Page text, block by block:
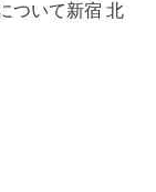
ついて新宿 北